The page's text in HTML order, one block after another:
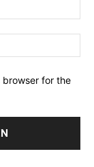
browser for the